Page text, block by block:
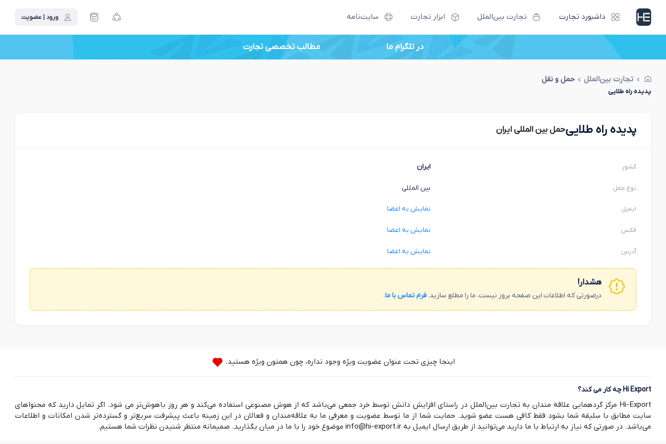
داشبورد تجارت تجارت بین‌الملل ابزار تجارت سایت‌نامه ورود | عضویت
در تلگرام ما مطالب تخصصی تجارت
تجارت بین‌الملل حمل و نقل
پدیده راه طلایی
پدیده راه طلاییحمل بین المللی ایران
کشور ایران
نوع حمل بین المللی
ایمیل نمایش به اعضا
فکس نمایش به اعضا
آدرس نمایش به اعضا
هشدار!
درصورتی که اطلاعات این صفحه بروز نیست، ما را مطلع سازید. فرم تماس با ما.
اینجا چیزی تحت عنوان عضویت ویژه وجود نداره، چون همتون ویژه هستید.
Hi Export چه کار می کند؟
Hi-Export مرکز گردهمایی علاقه مندان به تجارت بین‌الملل در راستای افزایش دانش توسط خرد جمعی می‌باشد که از هوش مصنوعی استفاده می‌کند و هر روز باهوش‌تر می شود. اگر تمایل دارید که محتواهای
سایت مطابق با سلیقه شما بشود فقط کافی هست عضو شوید. حمایت شما از ما توسط عضویت و معرفی ما به علاقه‌مندان و فعالان در این زمینه باعث پیشرفت سریع‌تر و گسترده‌تر شدن امکانات و اطلاعات
می‌باشد. در صورتی که نیاز به ارتباط با ما دارید می‌توانید از طریق ارسال ایمیل به info@hi-export.ir موضوع خود را با ما در میان بگذارید. صمیمانه منتظر شنیدن نظرات شما هستیم.